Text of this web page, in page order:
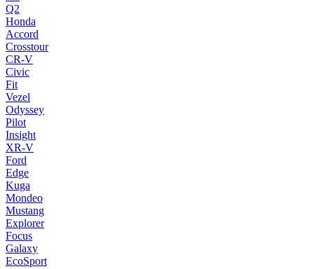
Q2
Honda
Accord
Crosstour
CR-V
Civic
Fit
Vezel
Odyssey
Pilot
Insight
XR-V
Ford
Edge
Kuga
Mondeo
Mustang
Explorer
Focus
Galaxy
EcoSport